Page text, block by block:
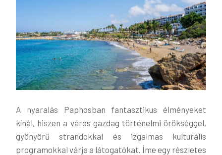
A nyaralás Paphosban fantasztikus élményeket
kínál, hiszen a város gazdag történelmi örökséggel,
gyönyörű strandokkal és izgalmas kulturális
programokkal várja a látogatókat. Íme egy részletes